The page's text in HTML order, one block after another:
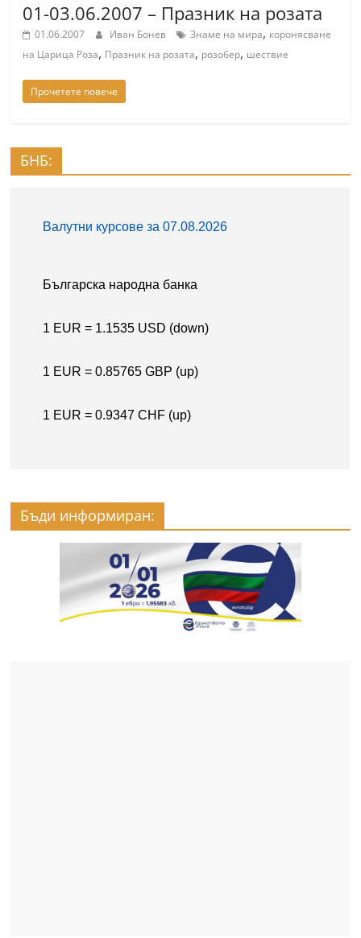
01-03.06.2007 – Празник на розата
01.06.2007 Иван Бонев Знаме на мира, коронясване
на Царица Роза, Празник на розата, розобер, шествие
Прочетете повече
БНБ:
Бъди информиран: